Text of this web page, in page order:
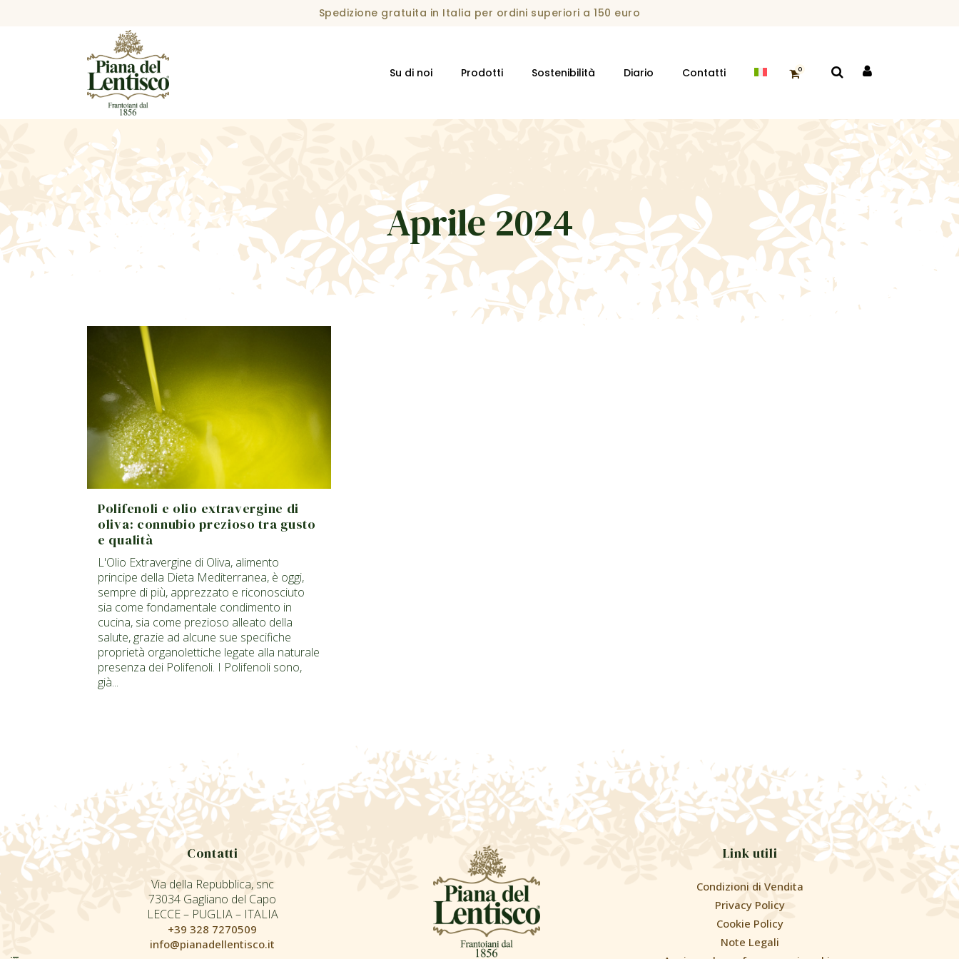
Spedizione gratuita in Italia per ordini superiori a 150 euro
0
Su di noi Prodotti Sostenibilità Diario Contatti
Aprile 2024
Polifenoli e olio extravergine di
oliva: connubio prezioso tra gusto
e qualità
L'Olio Extravergine di Oliva, alimento
principe della Dieta Mediterranea, è oggi,
sempre di più, apprezzato e riconosciuto
sia come fondamentale condimento in
cucina, sia come prezioso alleato della
salute, grazie ad alcune sue specifiche
proprietà organolettiche legate alla naturale
presenza dei Polifenoli. I Polifenoli sono,
già...
Contatti
Via della Repubblica, snc
73034 Gagliano del Capo
LECCE – PUGLIA – ITALIA
+39 328 7270509
info@pianadellentisco.it
Link utili
Condizioni di Vendita
Privacy Policy
Cookie Policy
Note Legali